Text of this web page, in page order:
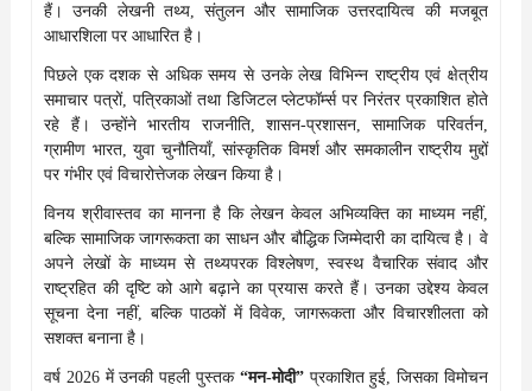
हैं। उनकी लेखनी तथ्य, संतुलन और सामाजिक उत्तरदायित्व की मजबूत
आधारशिला पर आधारित है।
पिछले एक दशक से अधिक समय से उनके लेख विभिन्न राष्ट्रीय एवं क्षेत्रीय
समाचार पत्रों, पत्रिकाओं तथा डिजिटल प्लेटफॉर्म्स पर निरंतर प्रकाशित होते
रहे हैं। उन्होंने भारतीय राजनीति, शासन-प्रशासन, सामाजिक परिवर्तन,
ग्रामीण भारत, युवा चुनौतियाँ, सांस्कृतिक विमर्श और समकालीन राष्ट्रीय मुद्दों
पर गंभीर एवं विचारोत्तेजक लेखन किया है।
विनय श्रीवास्तव का मानना है कि लेखन केवल अभिव्यक्ति का माध्यम नहीं,
बल्कि सामाजिक जागरूकता का साधन और बौद्धिक जिम्मेदारी का दायित्व है। वे
अपने लेखों के माध्यम से तथ्यपरक विश्लेषण, स्वस्थ वैचारिक संवाद और
राष्ट्रहित की दृष्टि को आगे बढ़ाने का प्रयास करते हैं। उनका उद्देश्य केवल
सूचना देना नहीं, बल्कि पाठकों में विवेक, जागरूकता और विचारशीलता को
सशक्त बनाना है।
वर्ष 2026 में उनकी पहली पुस्तक “मन-मोदी”प्रकाशित हुई, जिसका विमोचन